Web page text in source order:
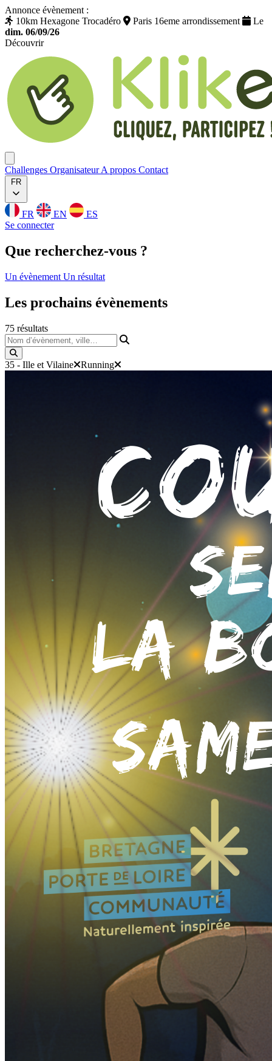
Annonce évènement :
10km Hexagone Trocadéro
Paris 16eme arrondissement
Le
dim. 06/09/26
Découvrir
Challenges OrganisateurA propos Contact
FR
FR EN
ES
Se connecter
Que recherchez-vous ?
Un évènement Un résultat
Les prochains évènements
75 résultats
Nom d’évènement, ville…
35 - Ille et Vilaine Running